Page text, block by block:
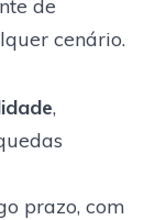
de
cenário.
,
prazo, com